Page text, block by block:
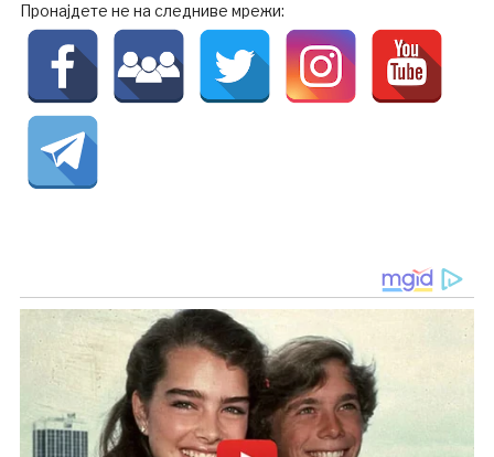
Пронајдете не на следниве мрежи: